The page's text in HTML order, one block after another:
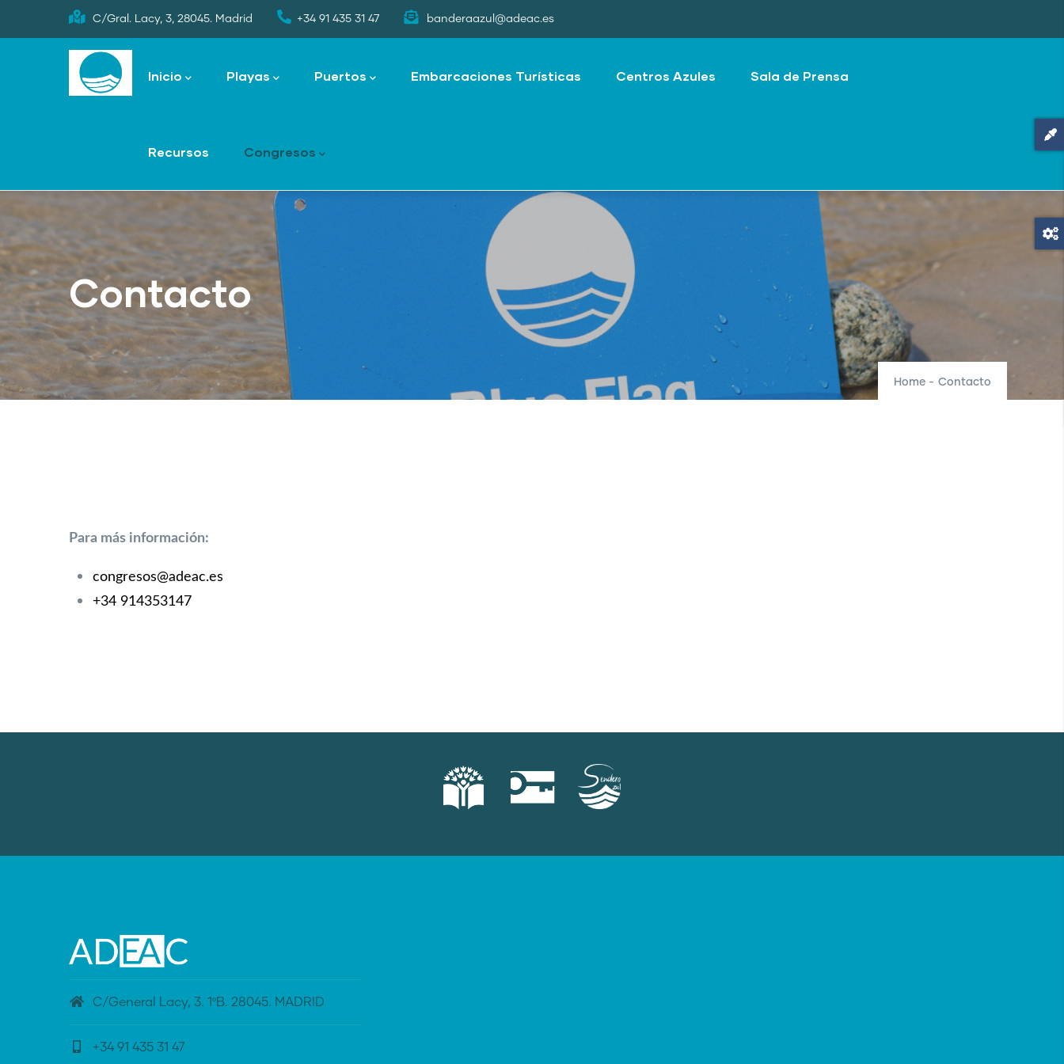
to
C/Gral. Lacy, 3, 28045. Madrid +34 91 435 31 47 banderaazul@adeac.es
navigation
Inicio Playas Puertos Embarcaciones Turísticas Centros Azules Sala de Prensa
Recursos Congresos
Contacto
Home - Contacto
Para más información:
congresos@adeac.es
+34 914353147
C/General Lacy, 3. 1ºB. 28045. MADRID
+34 91 435 31 47